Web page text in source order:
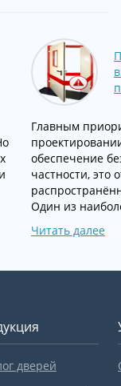
Главным
обеспечение
частности, это
Один из
Читать далее
дверей